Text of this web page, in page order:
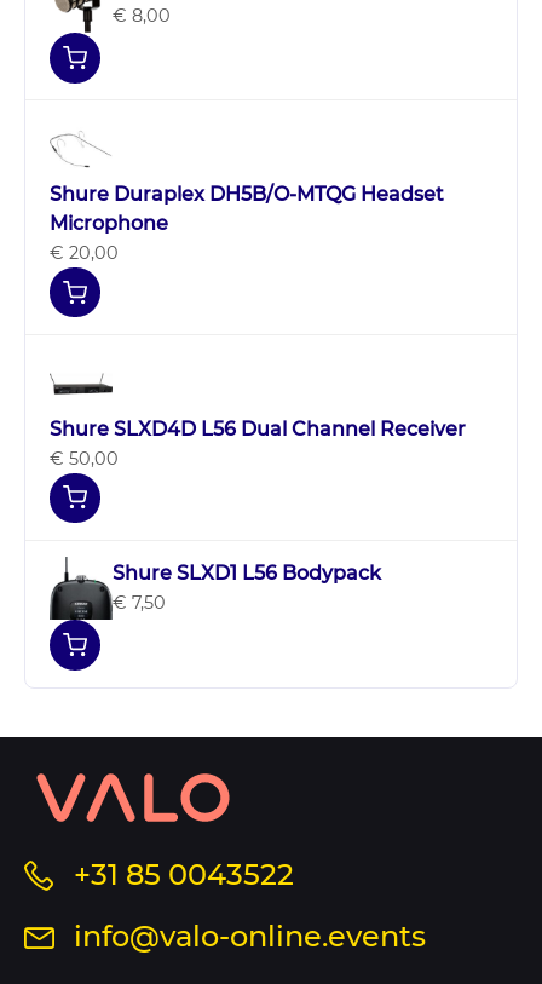
€ 8,00
Shure Duraplex DH5B/O-MTQG Headset
Microphone
€ 20,00
Shure SLXD4D L56 Dual Channel Receiver
€ 50,00
Shure SLXD1 L56 Bodypack
€ 7,50
Contact
informatie
sitemap+31 85 0043522
op
Stuurinfo@valo-online.events